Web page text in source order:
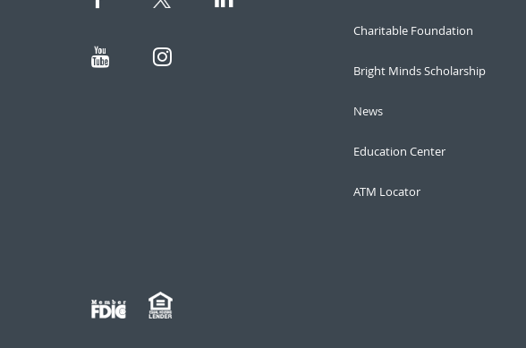
Charitable Foundation
Bright Minds Scholarship
News
Education Center
ATM Locator